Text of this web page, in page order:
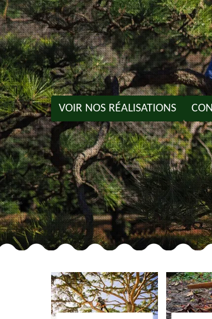
VOIR NOS RÉALISATIONS